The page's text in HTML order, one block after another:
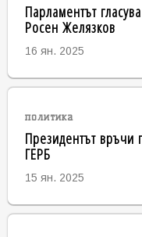
Парламентът
Росен Желязков
16 ян. 2025
политика
Президентът връчи
ГЕРБ
15 ян. 2025